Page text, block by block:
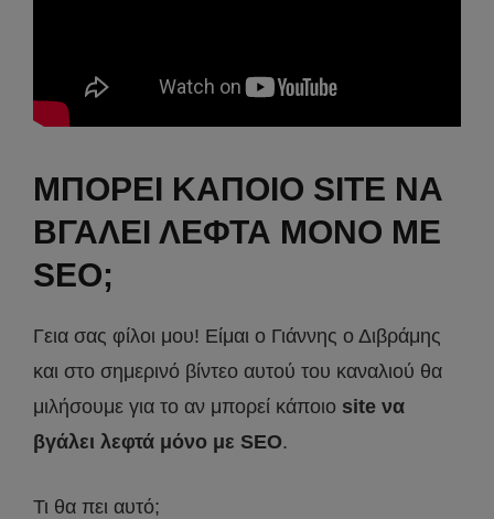
ΜΠΟΡΕΙ ΚΑΠΟΙΟ SITE ΝΑ
ΒΓΑΛΕΙ ΛΕΦΤΑ ΜΟΝΟ ΜΕ
SEO;
Γεια σας φίλοι μου! Είμαι ο Γιάννης ο Διβράμης
και στο σημερινό βίντεο αυτού του καναλιού θα
μιλήσουμε για το αν μπορεί κάποιο site να
βγάλει λεφτά μόνο με SEO.
Τι θα πει αυτό;